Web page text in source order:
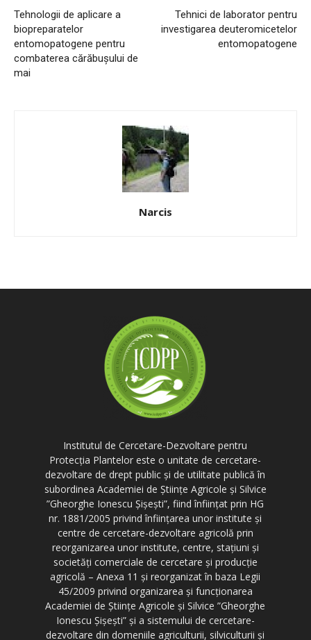
Tehnologii de aplicare a
biopreparatelor
entomopatogene pentru
combaterea cărăbușului de
mai
Tehnici de laborator pentru
investigarea deuteromicetelor
entomopatogene
Narcis
Institutul de Cercetare-Dezvoltare pentru
Protecția Plantelor este o unitate de cercetare-
dezvoltare de drept public și de utilitate publică în
subordinea Academiei de Științe Agricole și Silvice
”Gheorghe Ionescu Șișești”, fiind înființat prin HG
nr. 1881/2005 privind înființarea unor institute și
centre de cercetare-dezvoltare agricolă prin
reorganizarea unor institute, centre, stațiuni și
societăți comerciale de cercetare și producție
agricolă – Anexa 11 și reorganizat în baza Legii
45/2009 privind organizarea și funcționarea
Academiei de Științe Agricole și Silvice ”Gheorghe
Ionescu Șișești” și a sistemului de cercetare-
dezvoltare din domeniile agriculturii, silviculturii și